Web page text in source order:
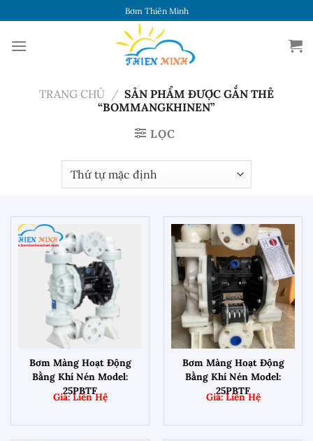
đến
nội
Bơm Thiên Minh
TRANG CHỦ / SẢN PHẨM ĐƯỢC GẮN THẺ
“BOMMANGKHINEN”
LỌC
Bơm Màng Hoạt Động
Bằng Khí Nén Model:
25PBTF
Bơm Màng Hoạt Động
Bằng Khí Nén Model:
25PBTF